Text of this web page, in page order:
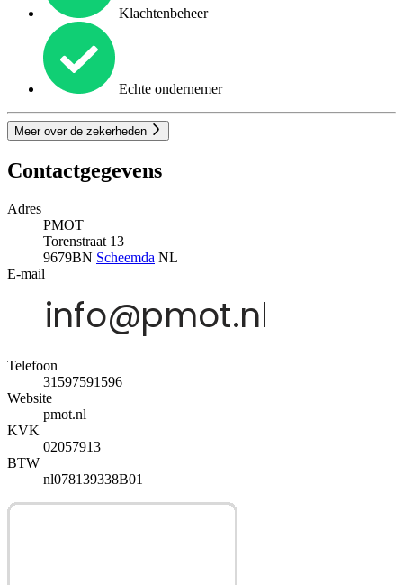
Klachtenbeheer
Echte ondernemer
Meer over de zekerheden
Contactgegevens
Adres
PMOT
Torenstraat 13
9679BN Scheemda NL
E-mail
Telefoon
31597591596
Website
pmot.nl
KVK
02057913
BTW
nl078139338B01